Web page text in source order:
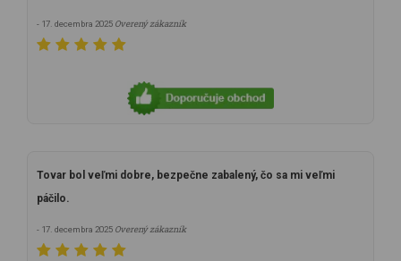
- 17. decembra 2025 Overený zákazník
Tovar bol veľmi dobre, bezpečne zabalený, čo sa mi veľmi
páčilo.
- 17. decembra 2025 Overený zákazník